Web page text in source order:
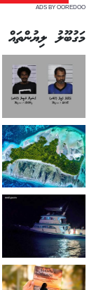
ADS BY OOREDOO
މަގުބޫލު ލިޔުންތައް